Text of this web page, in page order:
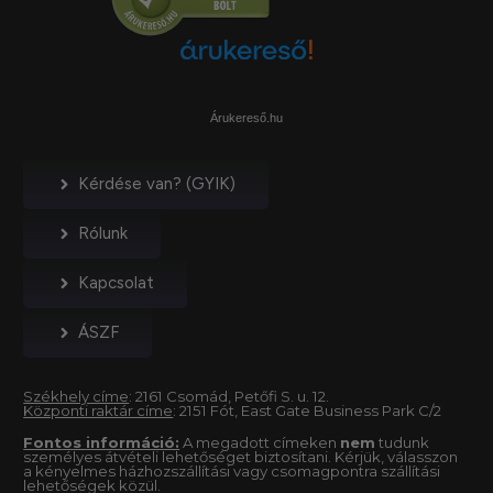
Árukereső.hu
Kérdése van? (GYIK)
Rólunk
Kapcsolat
ÁSZF
Székhely címe: 2161 Csomád, Petőfi S. u. 12.
Központi raktár címe: 2151 Fót, East Gate Business Park C/2
Fontos információ: A megadott címeken nem tudunk
személyes átvételi lehetőséget biztosítani. Kérjük, válasszon
a kényelmes házhozszállítási vagy csomagpontra szállítási
lehetőségek közül.